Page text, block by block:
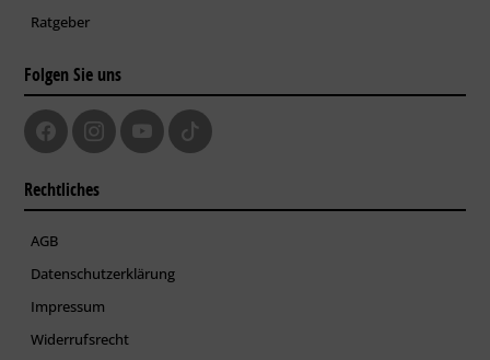
Ratgeber
Folgen Sie uns
Rechtliches
AGB
Datenschutzerklärung
Impressum
Widerrufsrecht